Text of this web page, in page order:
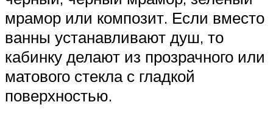
мрамор или композит. Если вместо
ванны устанавливают душ, то
кабинку делают из прозрачного или
матового стекла с гладкой
поверхностью.